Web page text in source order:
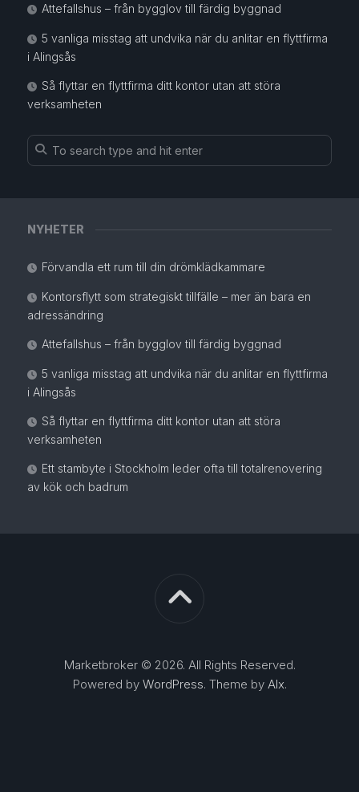
NYHETER
Förvandla ett rum till din drömklädkammare
Kontorsflytt som strategiskt tillfälle – mer än bara en
adressändring
Attefallshus – från bygglov till färdig byggnad
5 vanliga misstag att undvika när du anlitar en flyttfirma
i Alingsås
Så flyttar en flyttfirma ditt kontor utan att störa
verksamheten
Ett stambyte i Stockholm leder ofta till totalrenovering
av kök och badrum
Attefallshus – från bygglov till färdig byggnad
5 vanliga misstag att undvika när du anlitar en flyttfirma
i Alingsås
Så flyttar en flyttfirma ditt kontor utan att störa
verksamheten
Marketbroker © 2026. All Rights Reserved.
Powered by WordPress. Theme by Alx.